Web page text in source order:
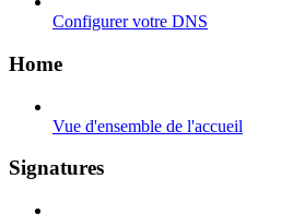
Configurer votre DNS
Home
Vue d'ensemble de l'accueil
Signatures